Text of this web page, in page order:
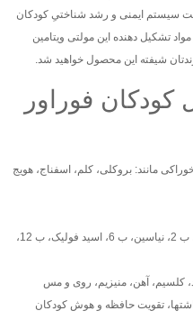
سیستم ایمنی و رشد شناختیِ کودکان
تشکیل دهنده این مولتی ویتامین
شیفته این محصول خواهید شد.
فوراور
مانند: بروکلی، کلم، اسفناج، هویج
حاوی ویتامین های آ، ث، د 3، ای، ب 1، ب 2، نیاسین، ب 6، اسید فولیک، ب 12،
کلسیم، آهن، منیزیم، روی و مس
تقویت حافظه و هوش کودکان